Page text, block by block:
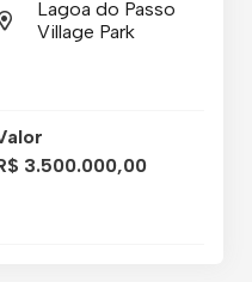
Lagoa do Passo
Village Park
3.500.000,00